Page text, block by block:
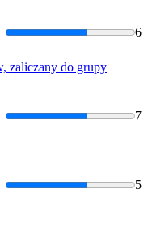
6
zaliczany do grupy
7
5